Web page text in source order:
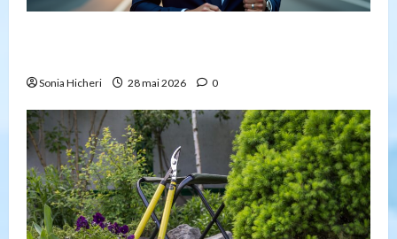
Sonia Hicheri 28 mai 2026 0